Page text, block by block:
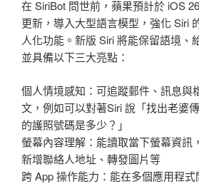
在 SiriBot 問世前，蘋果預計於 iOS
更新，導入大型語言模型，強化 Siri
人化功能。新版 Siri 將能保留語境、
並具備以下三大亮點：
個人情境感知：可追蹤郵件、訊息與
文，例如可以對著Siri 說「找出老婆
的護照號碼是多少？」
螢幕內容理解：能讀取當下螢幕資訊
新增聯絡人地址、轉發圖片等
跨 App 操作能力：能在多個應用程